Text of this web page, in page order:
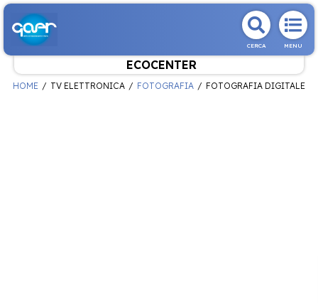
CERCA MENU
ECOCENTER
HOME TV ELETTRONICA FOTOGRAFIA FOTOGRAFIA DIGITALE